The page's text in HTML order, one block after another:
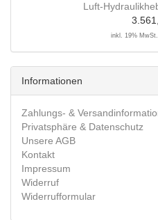
Luft-
inkl. 19%
Informationen
Zahlungs- &
Privatsphäre & Datenschutz
Unsere AGB
Kontakt
Impressum
Widerruf
Widerrufformular